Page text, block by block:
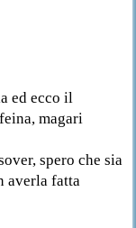
ed ecco il
magari
spero che sia
averla fatta